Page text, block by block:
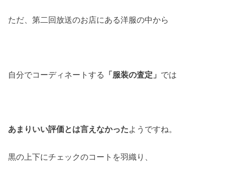
ただ、第二回放送のお店にある洋服の中から
自分でコーディネートする 「服装の査定」 では
あまりいい評価とは言えなかったようですね。
黒の上下にチェックのコートを羽織り、